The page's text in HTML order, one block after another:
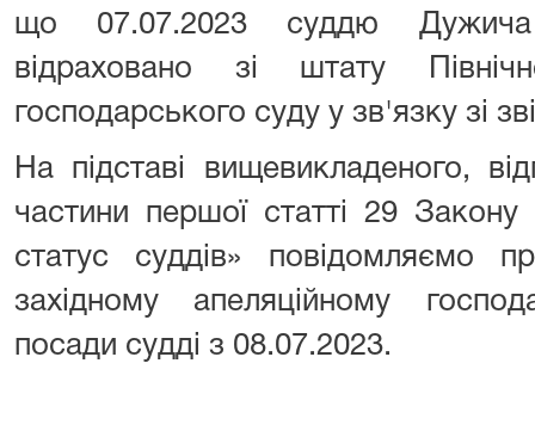
що 07.07.2023 суддю Дужича
відраховано зі штату
господарського суду у зв'язку зі
На підставі вищевикладеного,
частини першої статті 29 Закону
статус суддів» повідомляємо
західному апеляційному
посади судді з 08.07.2023.